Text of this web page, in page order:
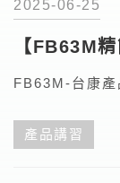
2025-06-25
【FB63M
FB63M-台康產
產品講習